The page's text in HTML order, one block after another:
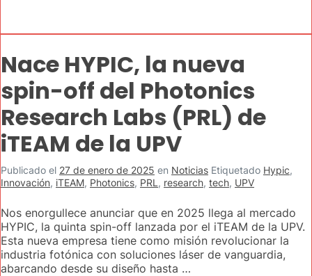
Nace HYPIC, la nueva
spin-off del Photonics
Research Labs (PRL) de
iTEAM de la UPV
Publicado el 27 de enero de 2025 en Noticias Etiquetado Hypic,
Innovación, iTEAM, Photonics, PRL , research, tech, UPV
Nos enorgullece anunciar que en 2025 llega al mercado
HYPIC, la quinta spin-off lanzada por el iTEAM de la UPV.
Esta nueva empresa tiene como misión revolucionar la
industria fotónica con soluciones láser de vanguardia,
abarcando desde su diseño hasta …